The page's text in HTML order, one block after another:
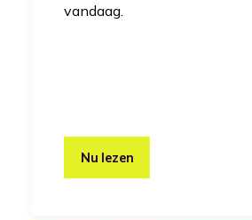
vandaag.
Nu lezen